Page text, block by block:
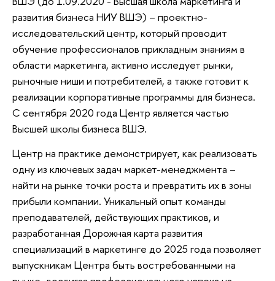
развития бизнеса НИУ ВШЭ) – проектно-
исследовательский центр, который проводит
обучение профессионалов прикладным знаниям в
области маркетинга, активно исследует рынки,
рыночные ниши и потребителей, а также готовит к
реализации корпоративные программы для бизнеса.
С сентября 2020 года Центр является частью
Высшей школы бизнеса ВШЭ.
Центр на практике демонстрирует, как реализовать
одну из ключевых задач маркет-менеджмента –
найти на рынке точки роста и превратить их в зоны
прибыли компании. Уникальный опыт команды
преподавателей, действующих практиков, и
разработанная Дорожная карта развития
специализаций в маркетинге до 2025 года позволяет
выпускникам Центра быть востребованными на